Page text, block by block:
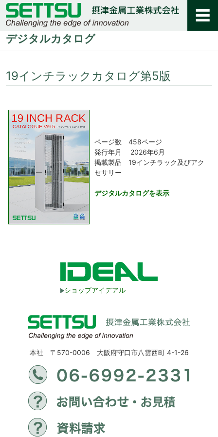
デジタルカタログ
19インチラックカタログ第5版
ページ数 458ページ
発行年月 2026年6月
掲載製品 19インチラック及びアク
セサリー
デジタルカタログを表示
ショップアイデアル
本社 〒570-0006 大阪府守口市八雲西町 4-1-26